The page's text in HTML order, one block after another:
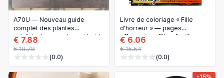
A70U — Nouveau guide
complet des plantes
médicinales pour la santé et la
récupération : 82 herbes
naturelles, pages non
couchées — Idée cadeau
pour les amateurs de
€ 7.88
€ 18.78
(0.0)
Livre de coloriage « Fille
d'horreur » — pages
effrayantes : filles, fantômes
et animaux terrifiants pour
Halloween
€ 6.06
€ 15.54
(0.0)